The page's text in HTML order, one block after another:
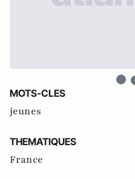
MOTS-CLES
jeunes
THEMATIQUES
France